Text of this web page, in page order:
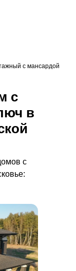
с мансардой
с
в
с